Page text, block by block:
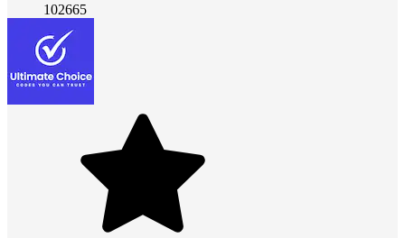
102665